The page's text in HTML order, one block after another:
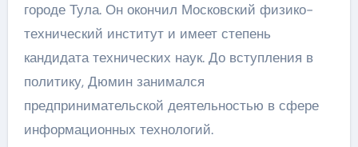
городе Тула. Он окончил Московский физико-
технический институт и имеет степень
кандидата технических наук. До вступления в
политику, Дюмин занимался
предпринимательской деятельностью в сфере
информационных технологий.